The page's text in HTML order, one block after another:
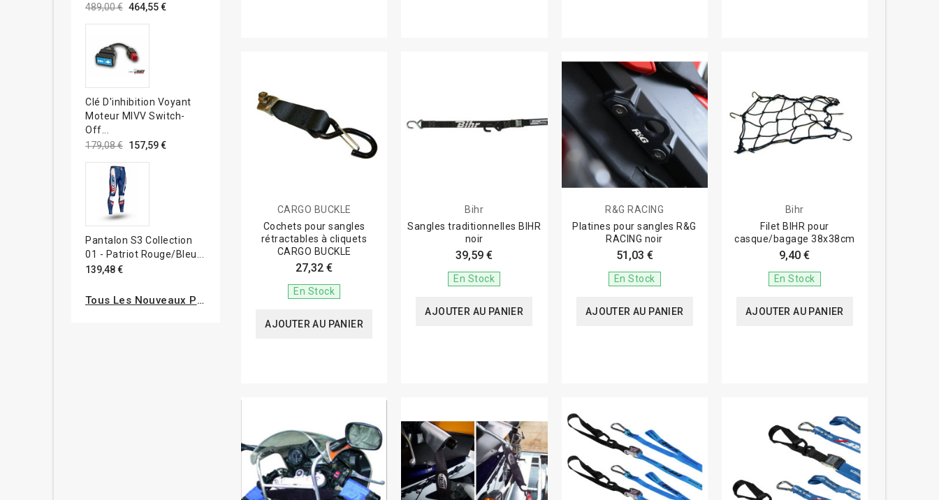
489,00 € 464,55 €
Clé D'inhibition Voyant
Moteur MIVV Switch-
Off...
179,08 € 157,59 €
Pantalon S3 Collection
01 - Patriot Rouge/bleu...
139,48 €
Tous Les Nouveaux Produits
CARGO BUCKLE
Cochets pour sangles
rétractables à cliquets
CARGO BUCKLE
27,32 €
En Stock
AJOUTER AU PANIER
Bihr
Sangles traditionnelles BIHR
noir
39,59 €
En Stock
AJOUTER AU PANIER
R&G RACING
Platines pour sangles R&G
RACING noir
51,03 €
En Stock
AJOUTER AU PANIER
Bihr
Filet BIHR pour
casque/bagage 38x38cm
9,40 €
En Stock
AJOUTER AU PANIER